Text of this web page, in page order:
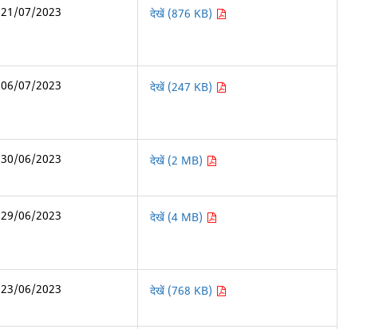
21/07/2023 देखें (876 KB)
06/07/2023 देखें (247 KB)
30/06/2023 देखें (2 MB)
29/06/2023 देखें (4 MB)
23/06/2023 देखें (768 KB)